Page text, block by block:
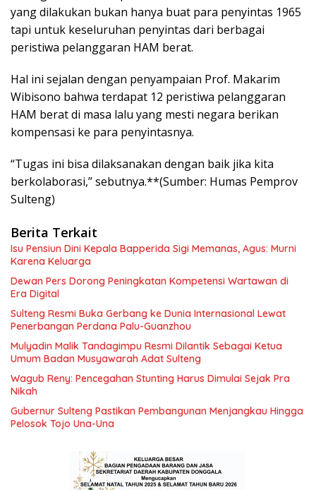
yang dilakukan bukan hanya buat para penyintas 1965
tapi untuk keseluruhan penyintas dari berbagai
peristiwa pelanggaran HAM berat.
Hal ini sejalan dengan penyampaian Prof. Makarim
Wibisono bahwa terdapat 12 peristiwa pelanggaran
HAM berat di masa lalu yang mesti negara berikan
kompensasi ke para penyintasnya.
“Tugas ini bisa dilaksanakan dengan baik jika kita
berkolaborasi,” sebutnya.**(Sumber: Humas Pemprov
Sulteng)
Berita Terkait
Isu Pensiun Dini Kepala Bapperida Sigi Memanas, Agus: Murni
Karena Keluarga
Dewan Pers Dorong Peningkatan Kompetensi Wartawan di
Era Digital
Sulteng Resmi Buka Gerbang ke Dunia Internasional Lewat
Penerbangan Perdana Palu-Guanzhou
Mulyadin Malik Tandagimpu Resmi Dilantik Sebagai Ketua
Umum Badan Musyawarah Adat Sulteng
Wagub Reny: Pencegahan Stunting Harus Dimulai Sejak Pra
Nikah
Gubernur Sulteng Pastikan Pembangunan Menjangkau Hingga
Pelosok Tojo Una-Una